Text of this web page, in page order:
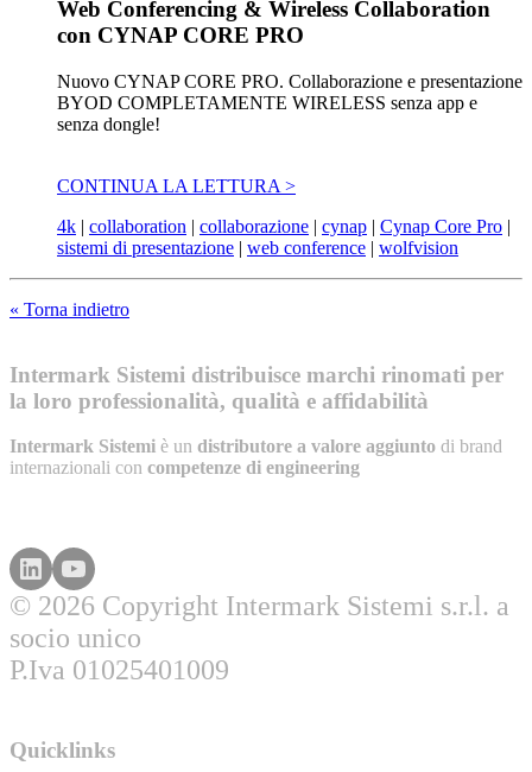
Web Conferencing & Wireless Collaboration
con CYNAP CORE PRO
Nuovo CYNAP CORE PRO. Collaborazione e presentazione
BYOD COMPLETAMENTE WIRELESS senza app e
senza dongle!
CONTINUA LA LETTURA >
4k | collaboration | collaborazione | cynap | Cynap Core Pro |
sistemi di presentazione | web conference | wolfvision
« Torna indietro
Intermark Sistemi distribuisce marchi rinomati per
la loro professionalità, qualità e affidabilità
Intermark Sistemi è un distributore a valore aggiunto di brand
internazionali con competenze di engineering
© 2026 Copyright Intermark Sistemi s.r.l. a
socio unico
P.Iva 01025401009
Quicklinks